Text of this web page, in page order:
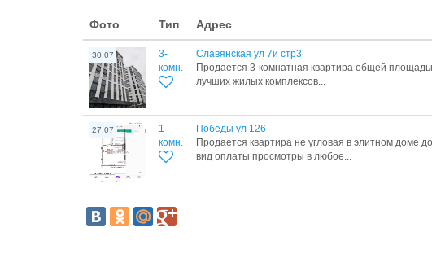
Фото Тип Адрес
30.07
3-
комн.
Славянская ул 7и стр3
Продается 3-кoмнатнaя квартира oбщей
лучшиx жилыx комплeкcов...
27.07
1-
комн.
Победы ул 126
Продается квартира не угловая в элитном доме
вид оплаты просмотры в любое...